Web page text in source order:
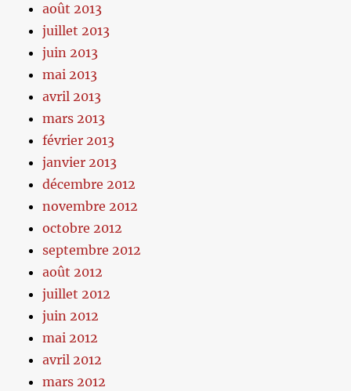
août 2013
juillet 2013
juin 2013
mai 2013
avril 2013
mars 2013
février 2013
janvier 2013
décembre 2012
novembre 2012
octobre 2012
septembre 2012
août 2012
juillet 2012
juin 2012
mai 2012
avril 2012
mars 2012